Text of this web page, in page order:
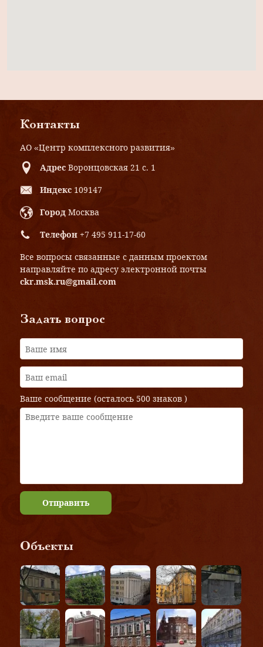
Контакты
АО «Центр комплексного развития»
Адрес Воронцовская 21 с. 1
Индекс 109147
Город Москва
Телефон +7 495 911-17-60
Все вопросы связанные с данным проектом
направляйте по адресу электронной почты
ckr.msk.ru@gmail.com
Задать вопрос
Ваше сообщение (осталось 500 знаков )
Отправить
Объекты